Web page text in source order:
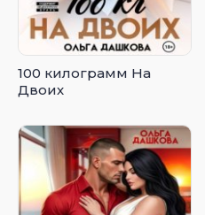
100 килограмм На
Двоих